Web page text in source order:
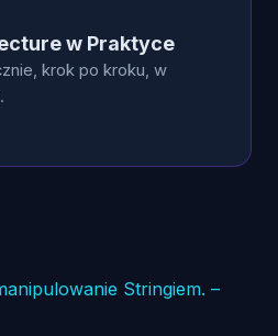
w Praktyce
krok po kroku, w
Stringiem. –